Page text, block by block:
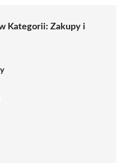
Kategorii: Zakupy i